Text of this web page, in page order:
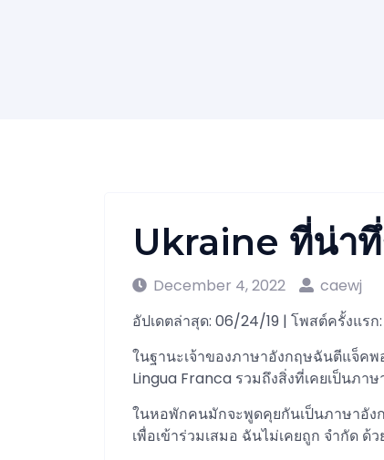
Ukraine ที่น่าทึ่
December 4, 2022
caewj
อัปเดตล่าสุด: 06/24/19 | โพสต์ครั้งแรก
ในฐานะเจ้าของภาษาอังกฤษฉันตีแจ็ค
Lingua Franca รวมถึงสิ่งที่เคยเป็นภา
ในหอพักคนมักจะพูดคุยกันเป็นภาษาอั
เพื่อเข้าร่วมเสมอ ฉันไม่เคยถูก จำกัด ด้